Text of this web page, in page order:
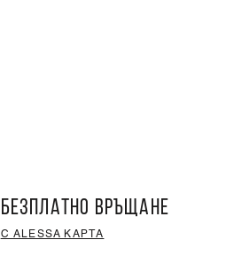
БЕЗПЛАТНО ВРЪЩАНЕ
С ALESSA КАРТА